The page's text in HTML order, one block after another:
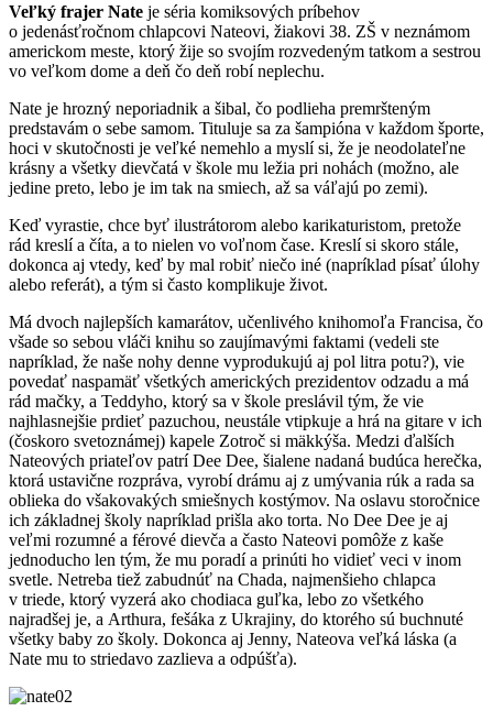
Veľký frajer Nate je séria komiksových príbehov
o jedenásťročnom chlapcovi Nateovi, žiakovi 38. ZŠ v neznámom
americkom meste, ktorý žije so svojím rozvedeným tatkom a sestrou
vo veľkom dome a deň čo deň robí neplechu.
Nate je hrozný neporiadnik a šibal, čo podlieha premršteným
predstavám o sebe samom. Tituluje sa za šampióna v každom športe,
hoci v skutočnosti je veľké nemehlo a myslí si, že je neodolateľne
krásny a všetky dievčatá v škole mu ležia pri nohách (možno, ale
jedine preto, lebo je im tak na smiech, až sa váľajú po zemi).
Keď vyrastie, chce byť ilustrátorom alebo karikaturistom, pretože
rád kreslí a číta, a to nielen vo voľnom čase. Kreslí si skoro stále,
dokonca aj vtedy, keď by mal robiť niečo iné (napríklad písať úlohy
alebo referát), a tým si často komplikuje život.
Má dvoch najlepších kamarátov, učenlivého knihomoľa Francisa, čo
všade so sebou vláči knihu so zaujímavými faktami (vedeli ste
napríklad, že naše nohy denne vyprodukujú aj pol litra potu?), vie
povedať naspamäť všetkých amerických prezidentov odzadu a má
rád mačky, a Teddyho, ktorý sa v škole preslávil tým, že vie
najhlasnejšie prdieť pazuchou, neustále vtipkuje a hrá na gitare v ich
(čoskoro svetoznámej) kapele Zotroč si mäkkýša. Medzi ďalších
Nateových priateľov patrí Dee Dee, šialene nadaná budúca herečka,
ktorá ustavične rozpráva, vyrobí drámu aj z umývania rúk a rada sa
oblieka do všakovakých smiešnych kostýmov. Na oslavu storočnice
ich základnej školy napríklad prišla ako torta. No Dee Dee je aj
veľmi rozumné a férové dievča a často Nateovi pomôže z kaše
jednoducho len tým, že mu poradí a prinúti ho vidieť veci v inom
svetle. Netreba tiež zabudnúť na Chada, najmenšieho chlapca
v triede, ktorý vyzerá ako chodiaca guľka, lebo zo všetkého
najradšej je, a Arthura, fešáka z Ukrajiny, do ktorého sú buchnuté
všetky baby zo školy. Dokonca aj Jenny, Nateova veľká láska (a
Nate mu to striedavo zazlieva a odpúšťa).